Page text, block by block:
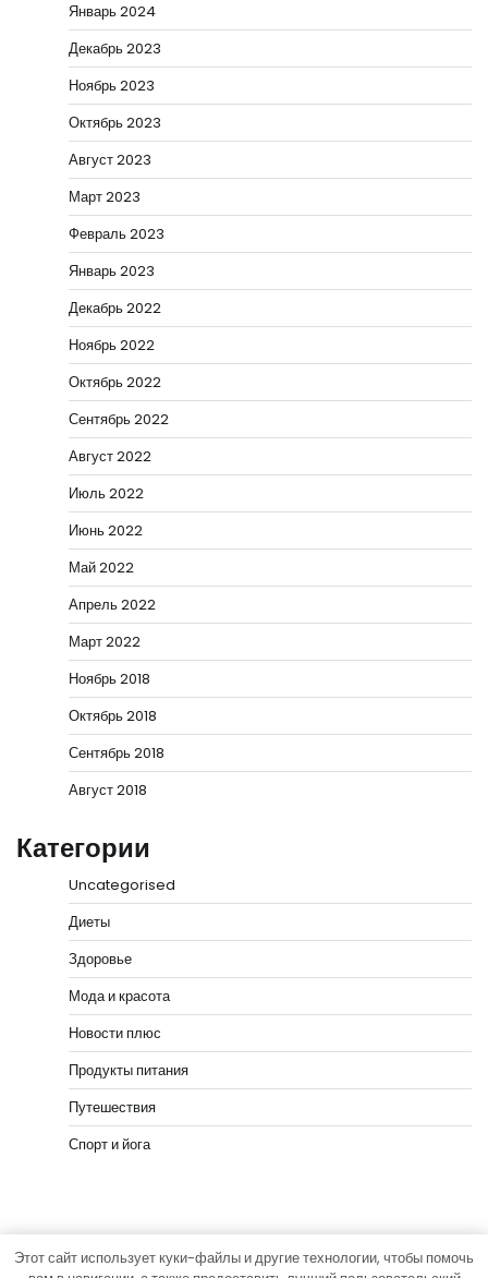
Январь 2024
Декабрь 2023
Ноябрь 2023
Октябрь 2023
Август 2023
Март 2023
Февраль 2023
Январь 2023
Декабрь 2022
Ноябрь 2022
Октябрь 2022
Сентябрь 2022
Август 2022
Июль 2022
Июнь 2022
Май 2022
Апрель 2022
Март 2022
Ноябрь 2018
Октябрь 2018
Сентябрь 2018
Август 2018
Категории
Uncategorised
Диеты
Здоровье
Мода и красота
Новости плюс
Продукты питания
Путешествия
Спорт и йога
Copyright © 2026vip-hata.ruТема News Bank от
Этот сайт использует куки-файлы и другие технологии, чтобы помочь